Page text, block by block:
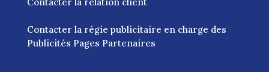
Contacter la régie publicitaire en charge des
Publicités Pages Partenaires